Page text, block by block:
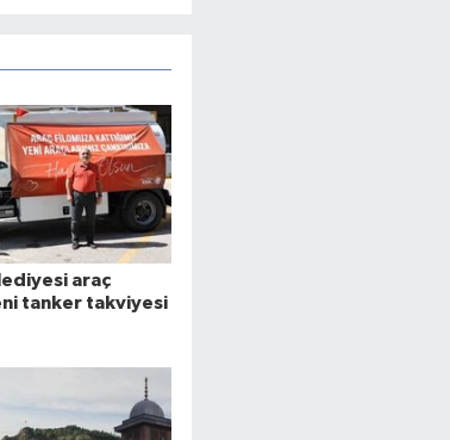
araç
tanker takviyesi